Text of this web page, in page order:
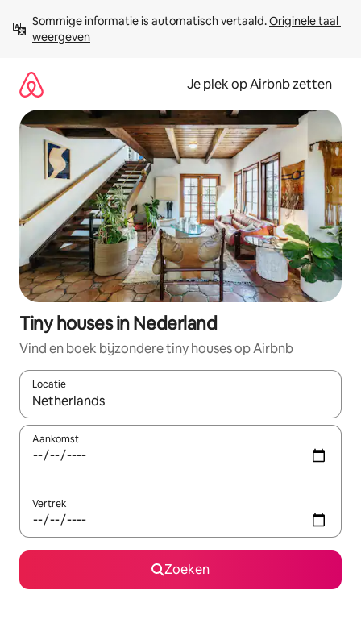
direct
naar
Sommige informatie is automatisch vertaald. Originele taal
weergeven
Je plek op Airbnb zetten
Tiny houses in Nederland
Vind en boek bijzondere tiny houses op Airbnb
Locatie
Wanneer er resultaten beschikbaar zijn, maak je een keuze
Aankomst
Vertrek
Zoeken